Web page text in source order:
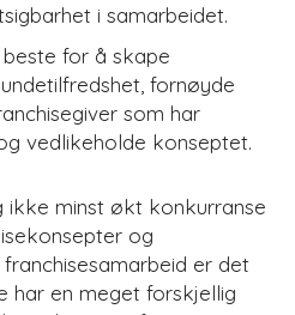
i samarbeidet.
for å skape
fornøyde
som har
vedlikeholde konseptet.
ikke minst økt konkurranse
og
er det
har en meget forskjellig